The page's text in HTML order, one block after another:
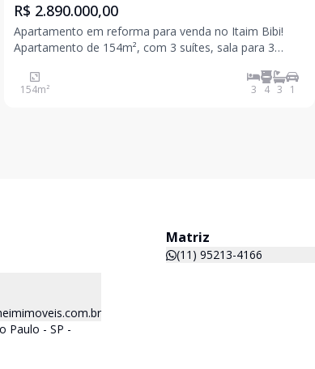
R$ 2.890.000,00
Apartamento em reforma para venda no Itaim Bibi!
Apartamento de 154m², com 3 suítes, sala para 3
banheiro. A integração entre cozinha e sala transforma
a área social em um espaço amplo, convidativo e
154m² 3 4 3 1
Paulo - SP -
Matriz
(11) 95213-4166